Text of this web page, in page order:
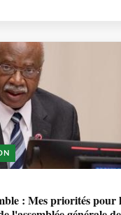
: Mes priorités pour